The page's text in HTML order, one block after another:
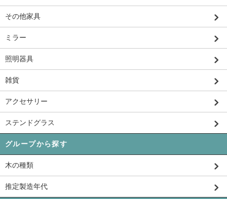
その他家具
ミラー
照明器具
雑貨
アクセサリー
ステンドグラス
グループから探す
木の種類
推定製造年代